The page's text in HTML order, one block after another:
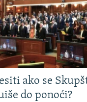
ako se
do ponoći?